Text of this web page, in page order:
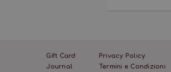
Gift Card
Journal
Privacy Policy
Termini e Condizioni